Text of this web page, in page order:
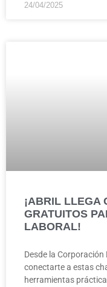
24/04/2025
¡ABRIL LLEGA
GRATUITOS
LABORAL!
Desde la
conectarte a estas
herramientas